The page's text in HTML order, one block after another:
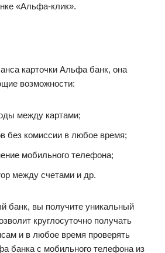
«Альфа-клик».
карточки Альфа банк, она
возможности:
между картами;
без комиссии в любое время;
мобильного телефона;
между счетами и др.
банк, вы получите уникальный
круглосуточно получать
и в любое время проверять
банка с мобильного телефона из